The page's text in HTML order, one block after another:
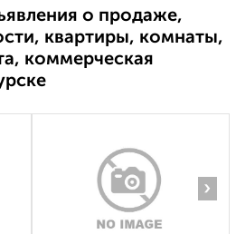
о продаже,
квартиры, комнаты,
коммерческая
›